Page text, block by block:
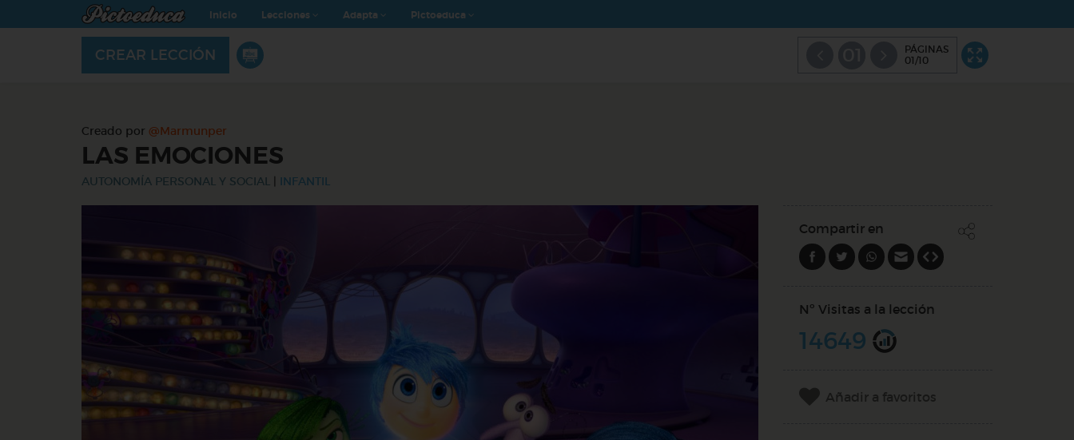
Inicio Lecciones Adapta Pictoeduca
CREAR LECCIÓN
PÁGINAS
01/10
Creado por @Marmunper
LAS EMOCIONES
AUTONOMÍA PERSONAL Y SOCIAL INFANTIL
Compartir en
Nº Visitas a la lección
14649
Añadir a favoritos